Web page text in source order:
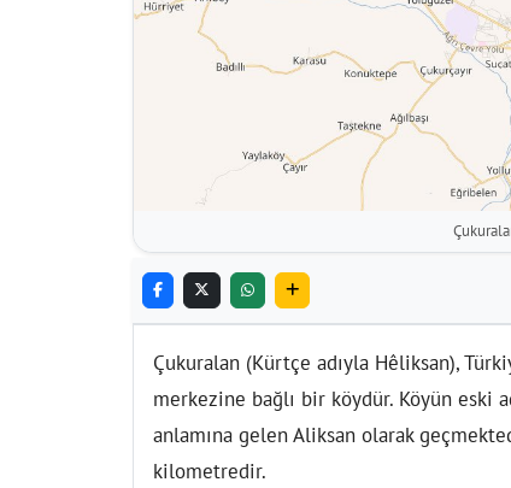
Çukuralan (Kürtçe adıyla Hêliksan),
merkezine bağlı bir köydür. Köyün eski
anlamına gelen Aliksan olarak
kilometredir.